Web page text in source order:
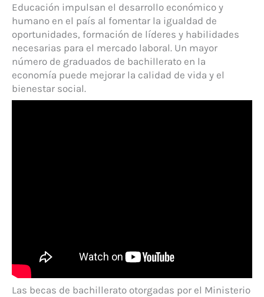
Educación impulsan el desarrollo económico y
humano en el país al fomentar la igualdad de
oportunidades, formación de líderes y habilidades
necesarias para el mercado laboral. Un mayor
número de graduados de bachillerato en la
economía puede mejorar la calidad de vida y el
bienestar social.
Las becas de bachillerato otorgadas por el Ministerio